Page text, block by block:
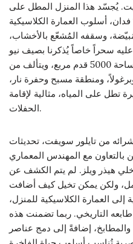
يُجسّد هذا المنزل المطل على
المحيط، المُقام على مساحة 1.1 فدان، أسلوب العمارة الكلاسيكية
وسقفه المُشعّع بالأخشاب،
سحراً خاصاً يُذكرنا بصيف نيو
إنجلاند التقليدي. يغطي المنزل مساحة 5000 قدم مربع، ويتألف من
ومنطقة مسبح وحفرة نار،
تطل على المياه، مثالية لإقامة
الحفلات.
من تايلور سويفت، تحديثات
بالتعاون مع المهندس المعماري
هيذر ويلز. لم يتم الكشف عن
ولكن يمكن تخيل كيف أضافت
العمارة الكلاسيكية للمنزل،
التاريخي. ربما تضمنت هذه
إضافةً إلى دمج عناصر